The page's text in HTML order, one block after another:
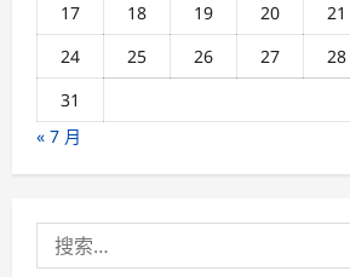
17
18 19 20 21
24
25 26 27 28
31
« 7 月
索：